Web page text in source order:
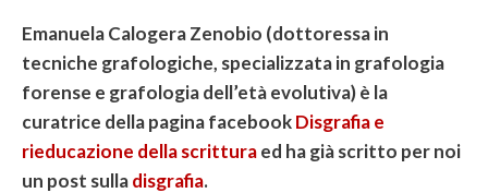
Emanuela Calogera Zenobio (dottoressa in
tecniche grafologiche, specializzata in grafologia
forense e grafologia dell’età evolutiva) è la
curatrice della pagina facebookDisgrafia e
rieducazione della scritturaed ha già scritto per noi
un post sulladisgrafia.